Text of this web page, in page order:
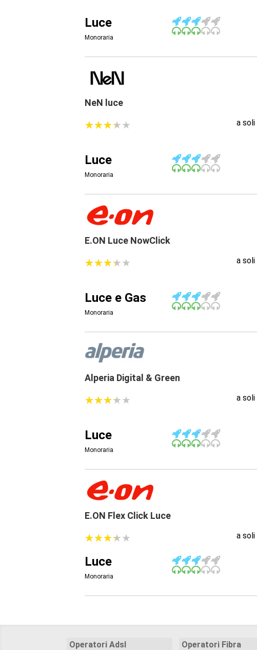
Luce
Monoraria
NeN luce
★★★★★
★★★★★ a soli
Luce
Monoraria
E.ON Luce NowClick
★★★★★
★★★★★ a soli
Luce e Gas
Monoraria
Alperia Digital & Green
★★★★★
★★★★★ a soli
Luce
Monoraria
E.ON Flex Click Luce
★★★★★
★★★★★ a soli
Luce
Monoraria
Operatori Adsl Operatori Fibra